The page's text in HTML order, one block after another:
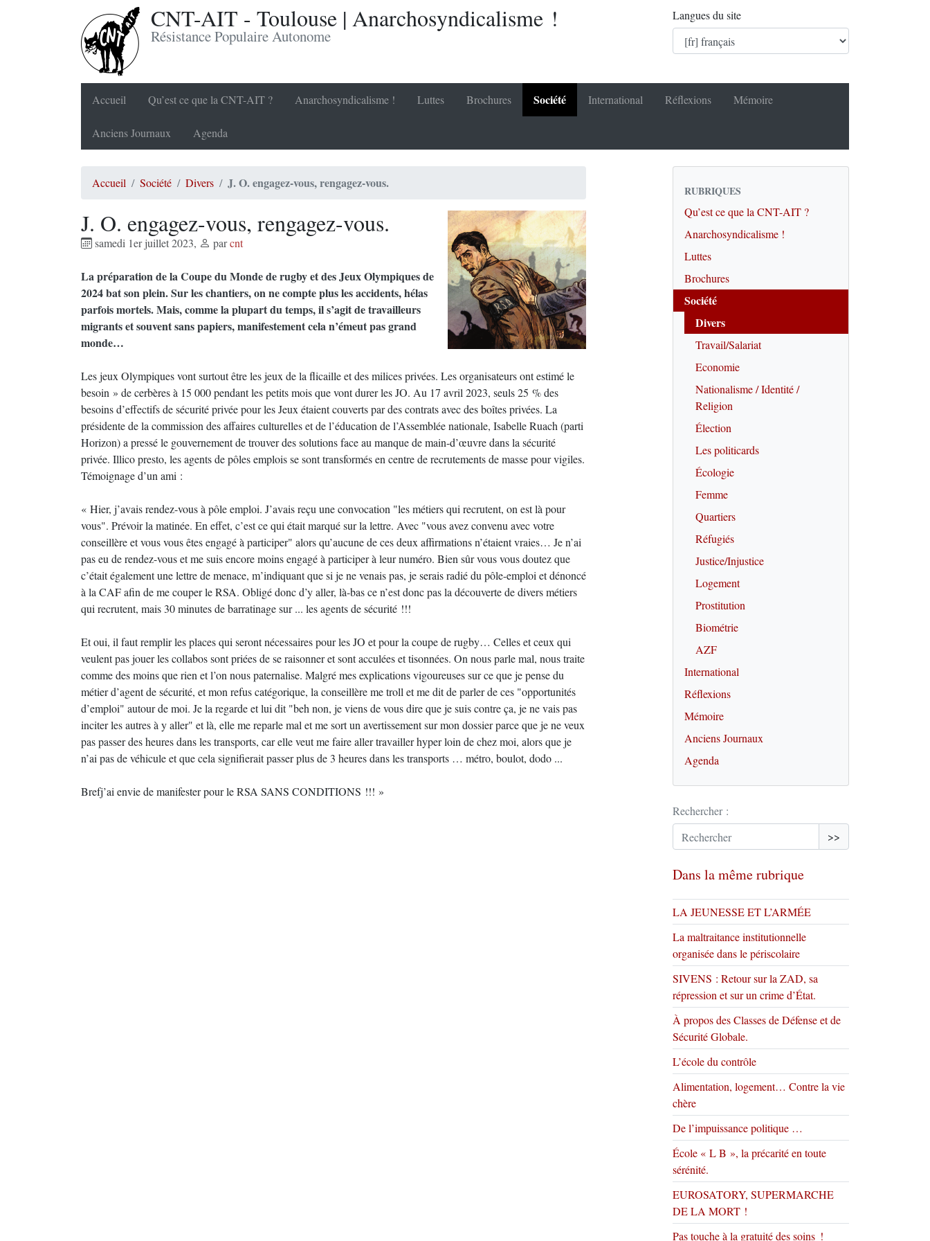
CNT-AIT - Toulouse | Anarchosyndicalisme !
Résistance Populaire Autonome
Langues du site
Accueil Qu’est ce que la CNT-AIT ? Anarchosyndicalisme ! Luttes Brochures Société International Réflexions Mémoire
Anciens Journaux Agenda
Accueil Société Divers J. O. engagez-vous, rengagez-vous.
J. O. engagez-vous, rengagez-vous.
samedi 1er juillet 2023, parcnt
La préparation de la Coupe du Monde de rugby et des Jeux Olympiques de
2024 bat son plein. Sur les chantiers, on ne compte plus les accidents, hélas
parfois mortels. Mais, comme la plupart du temps, il s’agit de travailleurs
migrants et souvent sans papiers, manifestement cela n’émeut pas grand
monde…
Les jeux Olympiques vont surtout être les jeux de la flicaille et des milices privées. Les organisateurs ont estimé le
besoin » de cerbères à 15 000 pendant les petits mois que vont durer les JO. Au 17 avril 2023, seuls 25 % des
besoins d’effectifs de sécurité privée pour les Jeux étaient couverts par des contrats avec des boîtes privées. La
présidente de la commission des affaires culturelles et de l’éducation de l’Assemblée nationale, Isabelle Ruach (parti
Horizon) a pressé le gouvernement de trouver des solutions face au manque de main-d’œuvre dans la sécurité
privée. Illico presto, les agents de pôles emplois se sont transformés en centre de recrutements de masse pour vigiles.
Témoignage d’un ami :
« Hier, j’avais rendez-vous à pôle emploi. J’avais reçu une convocation "les métiers qui recrutent, on est là pour
vous". Prévoir la matinée. En effet, c’est ce qui était marqué sur la lettre. Avec "vous avez convenu avec votre
conseillère et vous vous êtes engagé à participer" alors qu’aucune de ces deux affirmations n’étaient vraies… Je n’ai
pas eu de rendez-vous et me suis encore moins engagé à participer à leur numéro. Bien sûr vous vous doutez que
c’était également une lettre de menace, m’indiquant que si je ne venais pas, je serais radié du pôle-emploi et dénoncé
à la CAF afin de me couper le RSA. Obligé donc d’y aller, là-bas ce n’est donc pas la découverte de divers métiers
qui recrutent, mais 30 minutes de barratinage sur ... les agents de sécurité !!!
Et oui, il faut remplir les places qui seront nécessaires pour les JO et pour la coupe de rugby… Celles et ceux qui
veulent pas jouer les collabos sont priées de se raisonner et sont acculées et tisonnées. On nous parle mal, nous traite
comme des moins que rien et l’on nous paternalise. Malgré mes explications vigoureuses sur ce que je pense du
métier d’agent de sécurité, et mon refus catégorique, la conseillère me troll et me dit de parler de ces "opportunités
d’emploi" autour de moi. Je la regarde et lui dit "beh non, je viens de vous dire que je suis contre ça, je ne vais pas
inciter les autres à y aller" et là, elle me reparle mal et me sort un avertissement sur mon dossier parce que je ne veux
pas passer des heures dans les transports, car elle veut me faire aller travailler hyper loin de chez moi, alors que je
n’ai pas de véhicule et que cela signifierait passer plus de 3 heures dans les transports … métro, boulot, dodo ...
Brefj’ai envie de manifester pour le RSA SANS CONDITIONS !!! »
RUBRIQUES
Qu’est ce que la CNT-AIT ?
Anarchosyndicalisme !
Luttes
Brochures
Société
Divers
Travail/Salariat
Economie
Nationalisme / Identité /
Religion
Élection
Les politicards
Écologie
Femme
Quartiers
Réfugiés
Justice/Injustice
Logement
Prostitution
Biométrie
AZF
International
Réflexions
Mémoire
Anciens Journaux
Agenda
Rechercher :
>>
Dans la même rubrique
LA JEUNESSE ET L’ARMÉE
La maltraitance institutionnelle
organisée dans le périscolaire
SIVENS : Retour sur la ZAD, sa
répression et sur un crime d’État.
À propos des Classes de Défense et de
Sécurité Globale.
L’école du contrôle
Alimentation, logement… Contre la vie
chère
De l’impuissance politique …
École « L B », la précarité en toute
sérénité.
EUROSATORY, SUPERMARCHE
DE LA MORT !
Pas touche à la gratuité des soins !